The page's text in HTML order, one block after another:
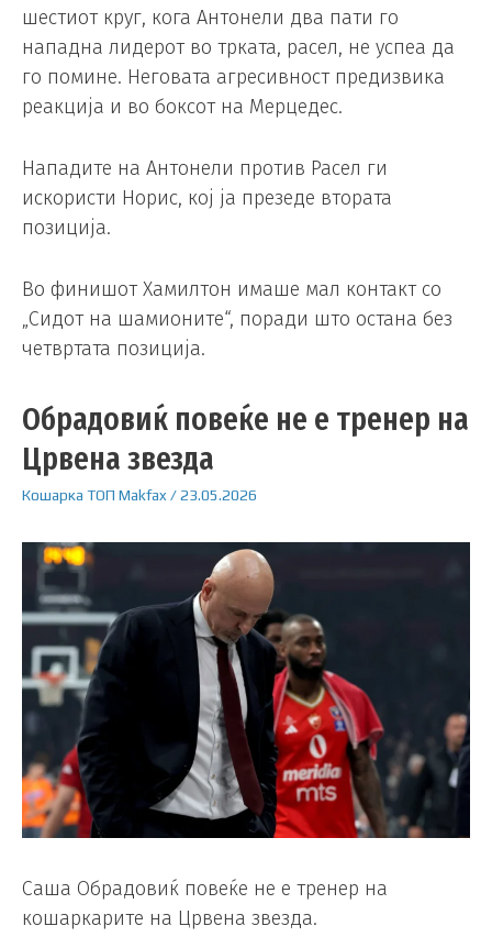
шестиот круг, кога Антонели два пати го
нападна лидерот во трката, расел, не успеа да
го помине. Неговата агресивност предизвика
реакција и во боксот на Мерцедес.
Нападите на Антонели против Расел ги
искористи Норис, кој ја презеде втората
позиција.
Во финишот Хамилтон имаше мал контакт со
„Сидот на шамионите“, поради што остана без
четвртата позиција.
Обрадовиќ повеќе не е тренер на
Црвена звезда
Кошарка ТОП Makfax/23.05.2026
Саша Обрадовиќ повеќе не е тренер на
кошаркарите на Црвена звезда.